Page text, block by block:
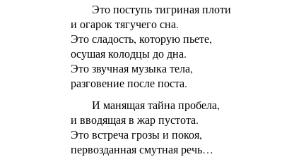
Это поступь тигриная плоти
и огарок тягучего сна.
Это сладость, которую пьете,
осушая колодцы до дна.
Это звучная музыка тела,
разговение после поста.
И манящая тайна пробела,
и вводящая в жар пустота.
Это встреча грозы и покоя,
первозданная смутная речь…